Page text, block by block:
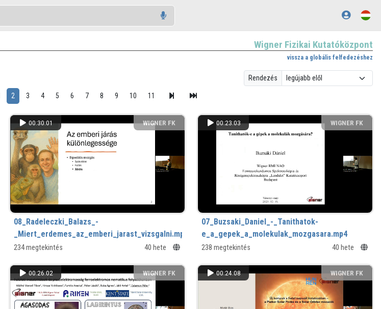
Wigner Fizikai Kutatóközpont
vissza a globális felfedezéshez
Rendezés
2 3 4 5 6 7 8 9 10 11
00:30:01 WIGNER FK
08_Radeleczki_Balazs_-
_Miert_erdemes_az_emberi_jarast_vizsgalni.mp4
234 megtekintés 40 hete
00:23:03 WIGNER FK
07_Buzsaki_Daniel_-_Tanithatok-
e_a_gepek_a_molekulak_mozgasara.mp4
238 megtekintés 40 hete
00:26:02 WIGNER FK 00:24:08 WIGNER FK